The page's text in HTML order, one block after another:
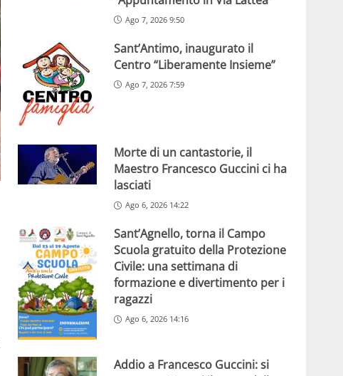
Ago 7, 2026 9:50
Sant’Antimo, inaugurato il
Centro “Liberamente Insieme”
Ago 7, 2026 7:59
Morte di un cantastorie, il
Maestro Francesco Guccini ci ha
lasciati
Ago 6, 2026 14:22
Sant’Agnello, torna il Campo
Scuola gratuito della Protezione
Civile: una settimana di
formazione e divertimento per i
ragazzi
Ago 6, 2026 14:16
Addio a Francesco Guccini: si